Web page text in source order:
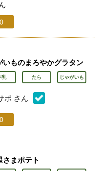
登録：
コメント：
0
いものまろやかグラタン
乳 たら じゃがいも
ポ さん
登録：
コメント：
0
さまポテト